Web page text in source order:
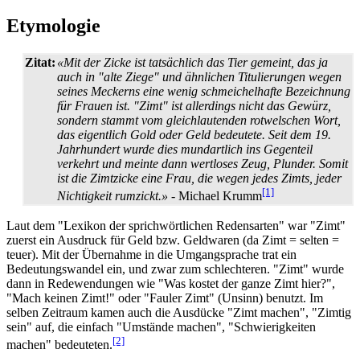
Etymologie
Zitat: «Mit der Zicke ist tatsächlich das Tier gemeint, das ja
auch in "alte Ziege" und ähnlichen Titulierungen wegen
seines Meckerns eine wenig schmeichelhafte Bezeichnung
für Frauen ist. "Zimt" ist allerdings nicht das Gewürz,
sondern stammt vom gleich­lautenden rotwelschen Wort,
das eigentlich Gold oder Geld bedeutete. Seit dem 19.
Jahrhundert wurde dies mundartlich ins Gegenteil
verkehrt und meinte dann wertloses Zeug, Plunder. Somit
ist die Zimtzicke eine Frau, die wegen jedes Zimts, jeder
Nichtigkeit rumzickt.» - Michael Krumm[1]
Laut dem "Lexikon der sprichwörtlichen Redensarten" war "Zimt"
zuerst ein Ausdruck für Geld bzw. Geldwaren (da Zimt = selten =
teuer). Mit der Übernahme in die Umgangsprache trat ein
Bedeutungs­wandel ein, und zwar zum schlechteren. "Zimt" wurde
dann in Redewendungen wie "Was kostet der ganze Zimt hier?",
"Mach keinen Zimt!" oder "Fauler Zimt" (Unsinn) benutzt. Im
selben Zeitraum kamen auch die Ausdücke "Zimt machen", "Zimtig
sein" auf, die einfach "Umstände machen", "Schwierigkeiten
machen" bedeuteten.[2]